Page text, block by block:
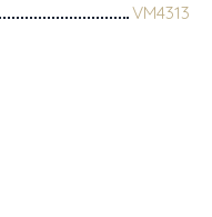
VM4313